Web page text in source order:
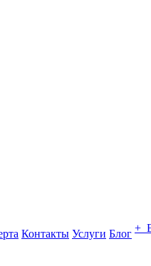
Контакты Услуги Блог +